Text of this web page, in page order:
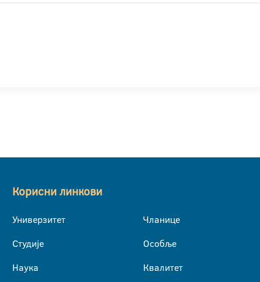
Корисни линкови
Универзитет
Студије
Наука
Чланице
Особље
Квалитет